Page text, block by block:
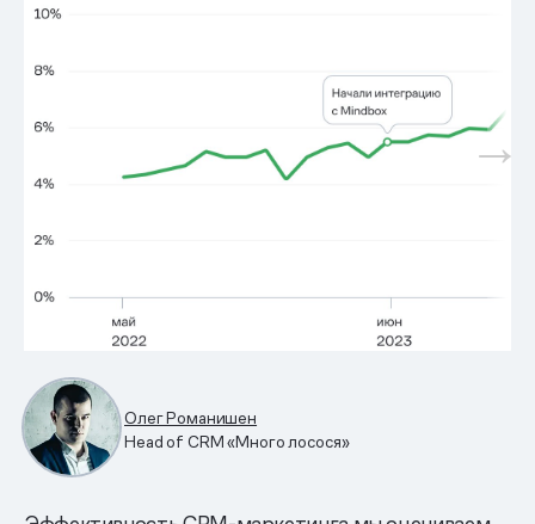
Олег Романишен
Head of CRM «Много лосося»